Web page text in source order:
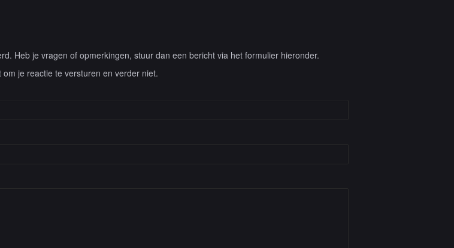
Heb je vragen of opmerkingen, stuur dan een bericht via het formulier hieronder.
je reactie te versturen en verder niet.